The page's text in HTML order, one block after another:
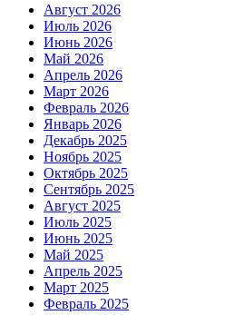
Август 2026
Июль 2026
Июнь 2026
Май 2026
Апрель 2026
Март 2026
Февраль 2026
Январь 2026
Декабрь 2025
Ноябрь 2025
Октябрь 2025
Сентябрь 2025
Август 2025
Июль 2025
Июнь 2025
Май 2025
Апрель 2025
Март 2025
Февраль 2025